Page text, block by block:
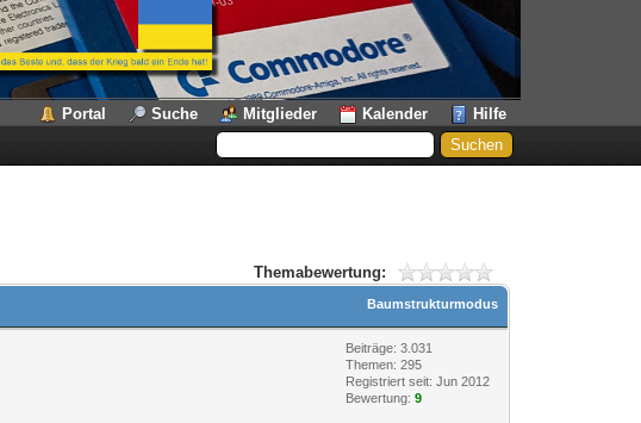
Portal Suche Mitglieder Kalender
Hilfe
Themabewertung:
Baumstrukturmodus
Beiträge: 3.031
Themen: 295
Registriert seit: Jun 2012
Bewertung:9